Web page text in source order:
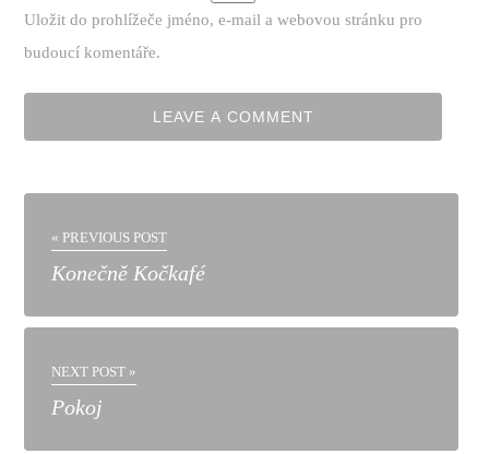
Uložit do prohlížeče jméno, e-mail a webovou stránku pro
budoucí komentáře.
« PREVIOUS POST
Konečně Kočkafé
NEXT POST »
Pokoj